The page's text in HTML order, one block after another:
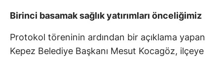
Birinci basamak sağlık yatırımları önceliğimiz
Protokol töreninin ardından bir açıklama yapan
Kepez Belediye Başkanı Mesut Kocagöz, ilçeye